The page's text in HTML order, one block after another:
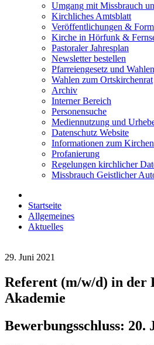
Umgang mit Missbrauch
Kirchliches Amtsblatt
Veröffentlichungen &
Kirche in Hörfunk &
Pastoraler Jahresplan
Newsletter bestellen
Pfarreiengesetz und
Wahlen zum Ortskirchenrat
Archiv
Interner Bereich
Personensuche
Mediennutzung und
Datenschutz Website
Informationen zum
Profanierung
Regelungen kirchlicher
Missbrauch Geistlicher
Startseite
Allgemeines
Aktuelles
29. Juni 2021
Referent (m/w/d) in der
Akademie
Bewerbungsschluss: 20.